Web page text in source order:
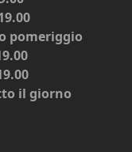
pomeriggio
il giorno